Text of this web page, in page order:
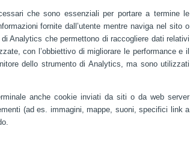
che sono essenziali per portare a termine le
fornite dall’utente mentre naviga nel sito o
Analytics che permettono di raccogliere dati relativi
con l’obbiettivo di migliorare le performance e il
dello strumento di Analytics, ma sono utilizzati
anche cookie inviati da siti o da web server
(ad es. immagini, mappe, suoni, specifici link a